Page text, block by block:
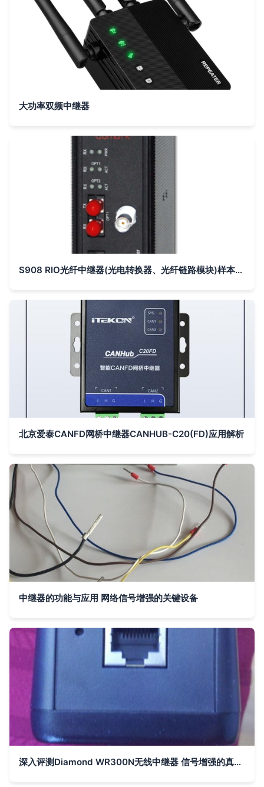
大功率双频中继器
S908 RIO光纤中继器(光电转换器、光纤链路模块)样本及产品图片-机电商情网电子样本库
北京爱泰CANFD网桥中继器CANHUB-C20(FD)应用解析
中继器的功能与应用 网络信号增强的关键设备
深入评测Diamond WR300N无线中继器 信号增强的真实体验